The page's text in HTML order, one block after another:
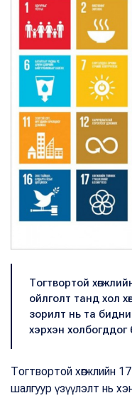
Тогтвортой
ойлголт танд хол
зорилт нь та
хэрхэн холбогддог
Тогтвортой хөгжлийн
шалгуур үзүүлэлт нь